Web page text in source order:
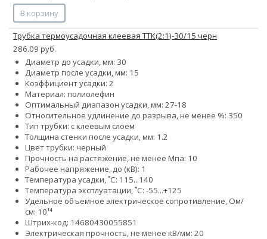
В корзину
Трубка термоусадочная клеевая ТТК(2:1)-30/15 черн
286.09 руб.
Диаметр до усадки, мм: 30
Диаметр после усадки, мм: 15
Коэффициент усадки: 2
Материал: полиолефин
Оптимальный диапазон усадки, мм: 27-18
Относительное удлинение до разрыва, не менее %: 350
Тип трубки: с клеевым слоем
Толщина стенки после усадки, мм: 1.2
Цвет трубки: черный
Прочность на растяжение, не менее Мпа: 10
Рабочее напряжение, до (кВ): 1
Температура усадки, ˚С: 115...140
Температура эксплуатации, ˚С: -55...+125
Удельное объемное электрическое сопротивление, Ом/
см: 10¹⁴
Штрих-код: 14680430055851
Электрическая прочность, не менее кВ/мм: 20